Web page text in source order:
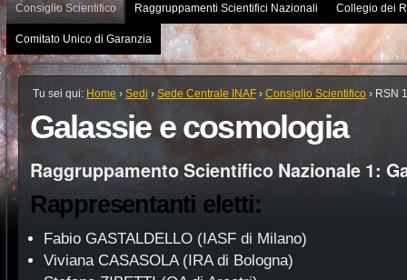
Consiglio Scientifico Raggruppamenti Scientifici Nazionali Collegio dei
Comitato Unico di Garanzia
Tu sei qui: Home › Sedi › Sede Centrale INAF › Consiglio Scientifico › RSN 1
Galassie e cosmologia
Raggruppamento Scientifico Nazionale 1:
Rappresentanti eletti:
Fabio GASTALDELLO (IASF di Milano)
Viviana CASASOLA (IRA di Bologna)